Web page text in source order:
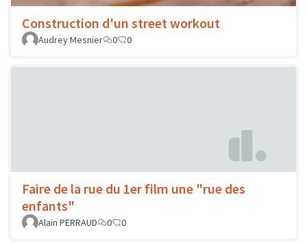
Construction d'un street workout
Audrey Mesnier 0 0
Faire de la rue du 1er film une "rue des
enfants"
Alain PERRAUD 0 0